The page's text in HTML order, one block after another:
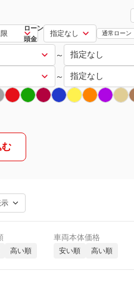
ローン
頭金
通常ローン
～
～
む
高い順
車両本体価格
安い順 高い順